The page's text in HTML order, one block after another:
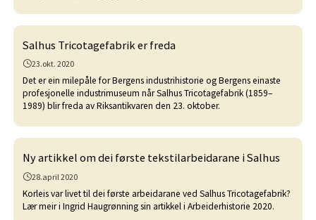
Salhus Tricotagefabrik er freda
23.okt. 2020
Det er ein milepåle for Bergens industrihistorie og Bergens einaste
profesjonelle industrimuseum når Salhus Tricotagefabrik (1859–
1989) blir freda av Riksantikvaren den 23. oktober.
Ny artikkel om dei første tekstilarbeidarane i Salhus
28.april 2020
Korleis var livet til dei første arbeidarane ved Salhus Tricotagefabrik?
Lær meir i Ingrid Haugrønning sin artikkel i Arbeiderhistorie 2020.